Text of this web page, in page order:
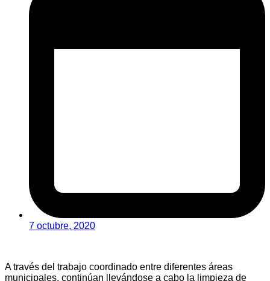
7 octubre, 2020
A través del trabajo coordinado entre diferentes áreas
municipales, continúan llevándose a cabo la limpieza de